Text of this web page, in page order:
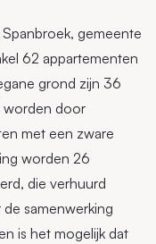
gemeente
62 appartementen
grond zijn 36
worden door
met een zware
worden 26
die verhuurd
samenwerking
is het mogelijk dat